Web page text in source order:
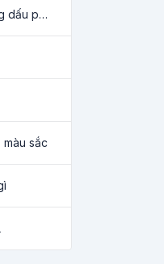
Dấu phân cách bằng dấu phẩy
sắc